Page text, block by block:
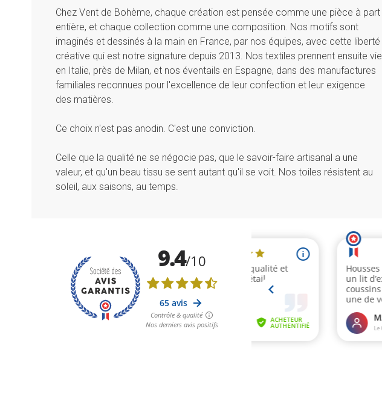
Chez Vent de Bohème, chaque création est pensée comme une pièce à part
entière, et chaque collection comme une composition. Nos motifs sont
imaginés et dessinés à la main en France, par nos équipes, avec cette liberté
créative qui est notre signature depuis 2013. Nos textiles prennent ensuite vie
en Italie, près de Milan, et nos éventails en Espagne, dans des manufactures
familiales reconnues pour l'excellence de leur confection et leur exigence
des matières.
Ce choix n'est pas anodin. C'est une conviction.
Celle que la qualité ne se négocie pas, que le savoir-faire artisanal a une
valeur, et qu'un beau tissu se sent autant qu'il se voit. Nos toiles résistent au
soleil, aux saisons, au temps.